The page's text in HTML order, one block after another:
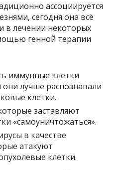
ассоциируется
сегодня она всё
в лечении некоторых
генной терапии
иммунные клетки
лучше распознавали
клетки.
заставляют
«самоуничтожаться».
в качестве
атакуют
клетки.